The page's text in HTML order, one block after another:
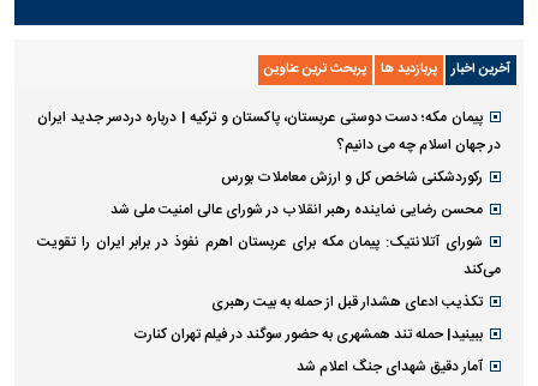
آخرین اخبار پربازدید ها پربحث ترین عناوین
پیمان مکه؛ دست دوستی عربستان، پاکستان و ترکیه | درباره دردسر جدید ایران
در جهان اسلام چه می دانیم؟
رکوردشکنی شاخص کل و ارزش معاملات بورس
محسن رضایی نماینده رهبر انقلاب در شورای عالی امنیت ملی شد
شورای آتلانتیک: پیمان مکه برای عربستان اهرم نفوذ در برابر ایران را تقویت
می‌کند
تکذیب ادعای هشدار قبل از حمله به بیت رهبری
ببینید| حمله تند همشهری به حضور سوگند در فیلم تهران کنارت
آمار دقیق شهدای جنگ اعلام شد